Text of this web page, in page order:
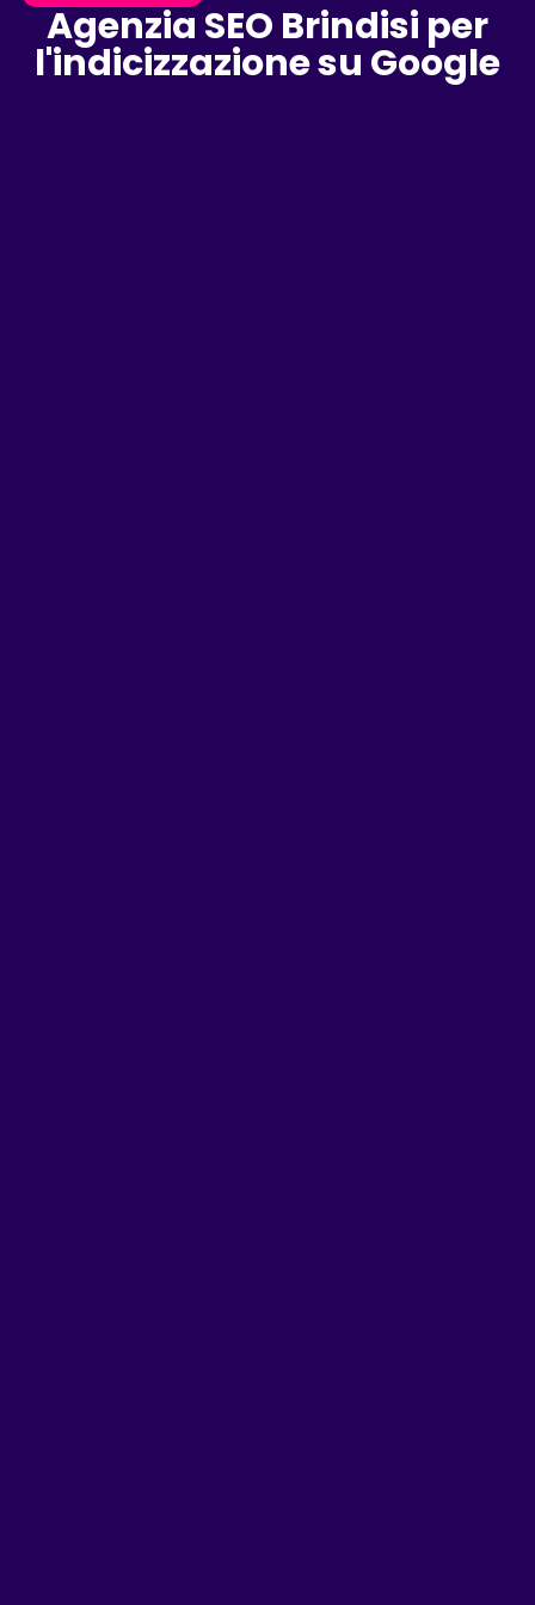
Agenzia SEO Brindisi per
l'indicizzazione su Google